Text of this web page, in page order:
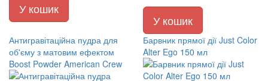
У кошик
У кошик
Антигравітаційна пудра для
об'єму з матовим ефектом
Boost Powder American Crew
Барвник прямої дії Just Color
Alter Ego 150 мл